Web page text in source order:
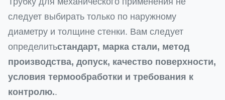
следует выбирать только по наружному
диаметру и толщине стенки. Вам следует
определитьстандарт, марка стали, метод
производства, допуск, качество поверхности,
условия термообработки и требования к
контролю..